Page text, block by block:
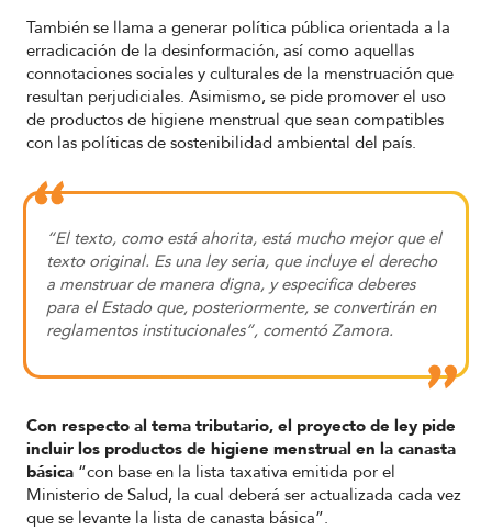
También se llama a generar política pública orientada a la
erradicación de la desinformación, así como aquellas
connotaciones sociales y culturales de la menstruación que
resultan perjudiciales. Asimismo, se pide promover el uso
de productos de higiene menstrual que sean compatibles
con las políticas de sostenibilidad ambiental del país.
“El texto, como está ahorita, está mucho mejor que el
texto original. Es una ley seria, que incluye el derecho
a menstruar de manera digna, y especifica deberes
para el Estado que, posteriormente, se convertirán en
reglamentos institucionales”, comentó Zamora.
Con respecto al tema tributario, el proyecto de ley pide
incluir los productos de higiene menstrual en la canasta
básica “con base en la lista taxativa emitida por el
Ministerio de Salud, la cual deberá ser actualizada cada vez
que se levante la lista de canasta básica”.